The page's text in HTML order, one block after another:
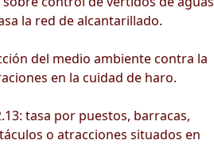
la red de alcantarillado.
del medio ambiente contra la
en la cuidad de haro.
tasa por puestos, barracas,
o atracciones situados en